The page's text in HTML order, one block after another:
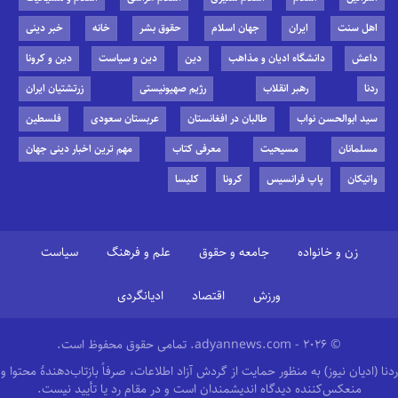
اهل سنت
ایران جهان اسلام حقوق بشر خانه
خبر دینی
داعش
دانشگاه ادیان و مذاهب دین دین و سیاست
دین و کرونا
ردنا
رهبر انقلاب رژیم صهیونیستی
زرتشتیان ایران
سید ابوالحسن نواب
طالبان در افغانستان عربستان سعودی
فلسطین
مسلمانان
مسیحیت معرفی کتاب
مهم ترین اخبار دینی جهان
واتیکان
پاپ فرانسیس کرونا کلیسا
زن و خانواده جامعه و حقوق علم و فرهنگ سیاست
ورزش اقتصاد ادیانگردی
© 2026 - adyannews.com. تمامی حقوق محفوظ است.
ردنا (ادیان نیوز) به منظور حمایت از گردش آزاد اطلاعات، صرفاً بازتاب‌دهندهٔ محتوا و
منعکس‌کننده دیدگاه اندیشمندان است و در مقام رد یا تأیید نیست.